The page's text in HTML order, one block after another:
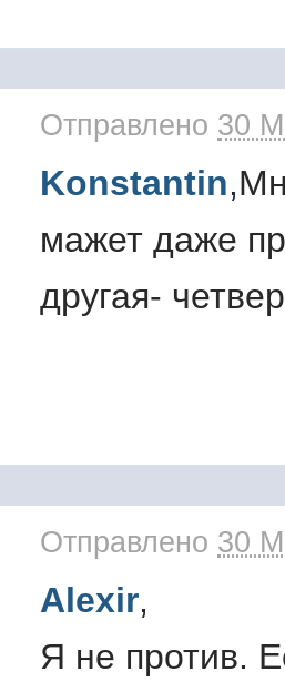
Отправлено 30
Konstantin
мажет даже
другая-
Отправлено 30
Alexir,
Я не против.